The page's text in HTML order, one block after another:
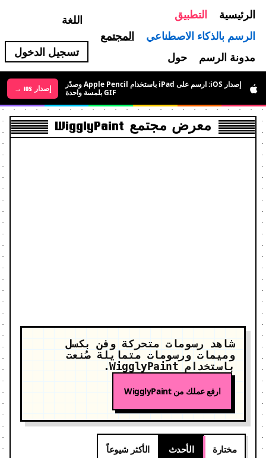
الرئيسية
التطبيق
الرسم بالذكاء الاصطناعي
المجتمع
مدونة الرسم
حول
اللغة
تسجيل الدخول
إصدار Android متاح الآن: مجاني لفترة محدودة لرسم فن
بكسل متحرك
إصدار Android →
إصدار iOS: ارسم على iPad باستخدام Apple Pencil وصدّر
GIF بلمسة واحدة
إصدار iOS →
معرض مجتمع WigglyPaint
شاهد رسومات متحركة وفن بكسل
وميمات ورسومات متمايلة صُنعت
باستخدام WigglyPaint.
ارفع عملك من WigglyPaint
مختارة الأحدث الأكثر شيوعاً